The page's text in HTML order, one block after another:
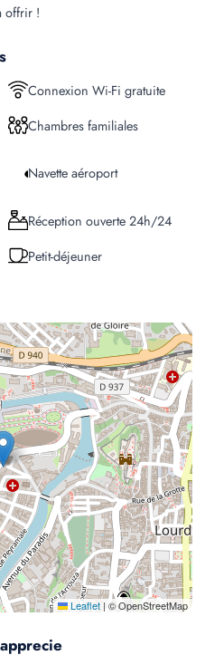
offrir !
Connexion Wi-Fi gratuite
Chambres familiales
Navette aéroport
Réception ouverte 24h/24
Petit-déjeuner
Leaflet | © OpenStreetMap